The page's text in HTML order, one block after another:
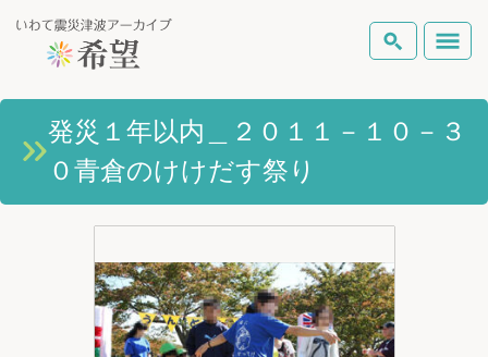
いわて震災津波アーカイブとは
岩手県の被害状況
ピックアップコンテンツ
Foreign Laguage
検索
発災１年以内＿２０１１－１０－３
０青倉のけけだす祭り